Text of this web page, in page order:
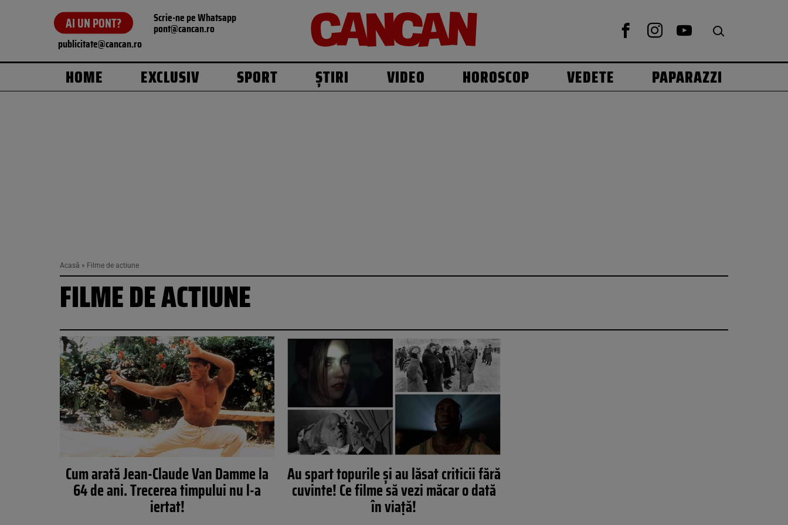
AI UN PONT? Scrie-ne pe Whatsapp
pont@cancan.ro
publicitate@cancan.ro
HOME EXCLUSIV SPORT ȘTIRI VIDEO HOROSCOP VEDETE PAPARAZZI
Acasă » Filme de actiune
FILME DE ACTIUNE
Cum arată Jean-Claude Van Damme la
64 de ani. Trecerea timpului nu l-a
iertat!
Au spart topurile și au lăsat criticii fără
cuvinte! Ce filme să vezi măcar o dată
în viață!